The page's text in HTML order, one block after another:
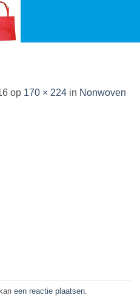
op 170 × 224 in Nonwoven
een reactie plaatsen